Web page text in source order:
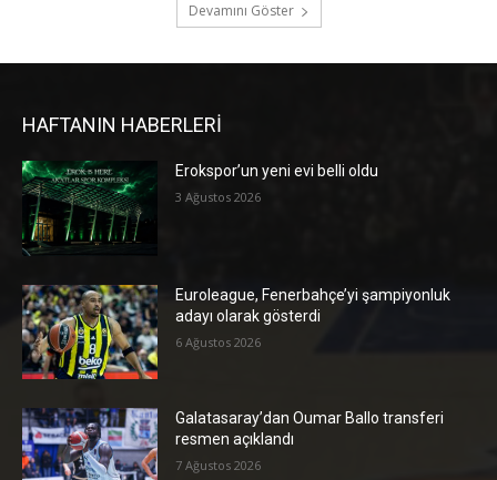
Devamını Göster
HAFTANIN HABERLERİ
Erokspor’un yeni evi belli oldu
3 Ağustos 2026
Euroleague, Fenerbahçe’yi şampiyonluk
adayı olarak gösterdi
6 Ağustos 2026
Galatasaray’dan Oumar Ballo transferi
resmen açıklandı
7 Ağustos 2026